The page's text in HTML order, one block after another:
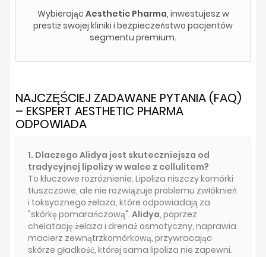
Wybierając Aesthetic Pharma, inwestujesz w
prestiż swojej kliniki i bezpieczeństwo pacjentów
segmentu premium.
NAJCZĘŚCIEJ ZADAWANE PYTANIA (FAQ)
– EKSPERT AESTHETIC PHARMA
ODPOWIADA
1. Dlaczego Alidya jest skuteczniejsza od
tradycyjnej lipolizy w walce z cellulitem?
To kluczowe rozróżnienie. Lipoliza niszczy komórki
tłuszczowe, ale nie rozwiązuje problemu zwłóknień
i toksycznego żelaza, które odpowiadają za
"skórkę pomarańczową". Alidya, poprzez
chelatację żelaza i drenaż osmotyczny, naprawia
macierz zewnątrzkomórkową, przywracając
skórze gładkość, której sama lipoliza nie zapewni.